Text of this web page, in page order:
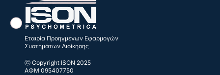
Εταιρία Προηγμένων Εφαρμογών
Συστημάτων Διοίκησης
ⓒ Copyright ISON 2025
ΑΦΜ 095407750